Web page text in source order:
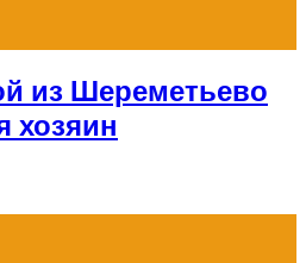
из Шереметьево
хозяин